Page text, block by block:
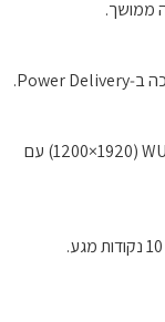
המסך בגודל 14 אינץ’ מסוג OLED ברזולוציית WUXGA ‏(1920×1200) עם